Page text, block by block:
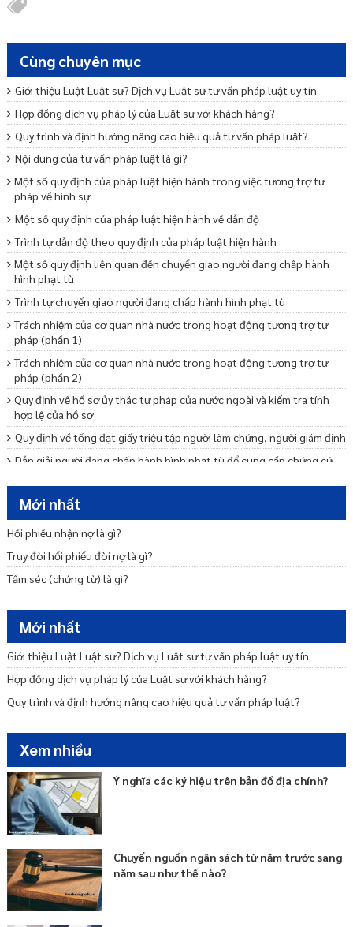
Cùng chuyên mục
Giới thiệu Luật Luật sư? Dịch vụ Luật sư tư vấn pháp luật uy tín
Hợp đồng dịch vụ pháp lý của Luật sư với khách hàng?
Quy trình và định hướng nâng cao hiệu quả tư vấn pháp luật?
Nội dung của tư vấn pháp luật là gì?
Một số quy định của pháp luật hiện hành trong việc tương trợ tư
pháp về hình sự
Một số quy định của pháp luật hiện hành về dẫn độ
Trình tự dẫn độ theo quy định của pháp luật hiện hành
Một số quy định liên quan đến chuyển giao người đang chấp hành
hình phạt tù
Trình tự chuyển giao người đang chấp hành hình phạt tù
Trách nhiệm của cơ quan nhà nước trong hoạt động tương trợ tư
pháp (phần 1)
Trách nhiệm của cơ quan nhà nước trong hoạt động tương trợ tư
pháp (phần 2)
Quy định về hồ sơ ủy thác tư pháp của nước ngoài và kiểm tra tính
hợp lệ của hồ sơ
Quy định về tống đạt giấy triệu tập người làm chứng, người giám định
Dẫn giải người đang chấp hành hình phạt tù để cung cấp chứng cứ
ngoài
Trình tự, thủ tục và thời hạn thông báo kết quả thực hiện ủy thác tư
pháp của nước ngoài
Chi phí thực hiện trương trợ tư pháp về dân sự
Nguyên tắc tương trợ tư pháp
Ủy thác tư pháp và hình thức thực hiện tương trợ tư pháp
Mới nhất
Hối phiếu nhận nợ là gì?
Truy đòi hối phiếu đòi nợ là gì?
Tấm séc (chứng từ) là gì?
Mới nhất
Giới thiệu Luật Luật sư? Dịch vụ Luật sư tư vấn pháp luật uy tín
Hợp đồng dịch vụ pháp lý của Luật sư với khách hàng?
Quy trình và định hướng nâng cao hiệu quả tư vấn pháp luật?
Xem nhiều
Ý nghĩa các ký hiệu trên bản đồ địa chính?
Chuyển nguồn ngân sách từ năm trước sang
năm sau như thế nào?